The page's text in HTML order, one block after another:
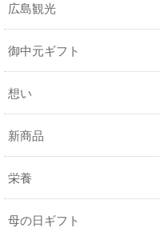
広島観光
御中元ギフト
想い
新商品
栄養
母の日ギフト